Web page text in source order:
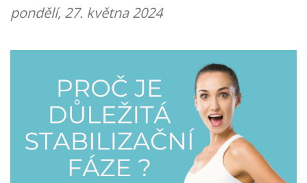
pondělí, 27. května 2024